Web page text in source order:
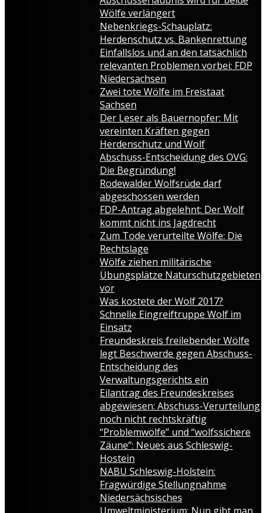
Wölfe verlängert
Nebenkriegs-Schauplatz:
Herdenschutz vs. Bankenrettung
Einfallslos und an den tatsächlich
relevanten Problemen vorbei: FDP
Niedersachsen
Zwei tote Wölfe im Freistaat
Sachsen
Der Leser als Bauernopfer: Mit
vereinten Kräften gegen
Herdenschutz und Wolf
Abschuss-Entscheidung des OVG:
Die Begründung!
Rodewalder Wolfsrüde darf
abgeschossen werden
FDP-Antrag abgelehnt: Der Wolf
kommt nicht ins Jagdrecht
Zum Tode verurteilte Wölfe: Die
Rechtslage
Wölfe ziehen militärische
Übungsplätze Naturschutzgebieten
vor
Was kostete der Wolf 2017?
Schnelle Eingreiftruppe Wolf im
Einsatz
Freundeskreis freilebender Wölfe
legt Beschwerde gegen Abschuss-
Entscheidung des
Verwaltungsgerichts ein
Eilantrag des Freundeskreises
abgewiesen: Abschuss-Verurteilung
noch nicht rechtskräftig
“Problemwölfe” und “wolfssichere
Zäune”: Neues aus Schleswig-
Hostein
NABU Schleswig-Holstein:
Fragwürdige Stellungnahme
Niedersächsisches